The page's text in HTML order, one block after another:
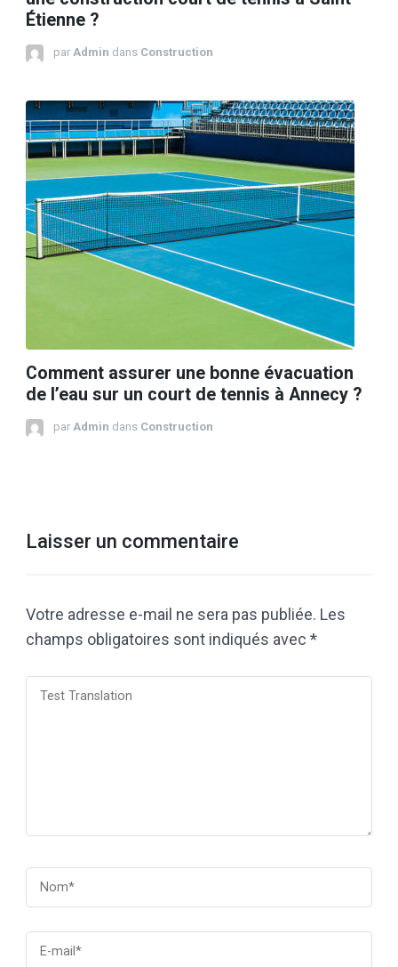
Étienne ?
par Admin dans Construction
Comment assurer une bonne évacuation
de l’eau sur un court de tennis à Annecy ?
par Admin dans Construction
Laisser un commentaire
Votre adresse e-mail ne sera pas publiée. Les
champs obligatoires sont indiqués avec *